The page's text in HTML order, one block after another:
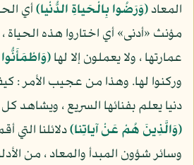
المعاد(وَرَضُوا بِالْحَياةِ الدُّنْيا)أي
مؤنث «أدنى» أي اختاروا هذه
عمارتها ، ولا يعملون إلا لها
وركنوا لها. وهذا من عجيب الأمر :
دنيا يعلم بفنائها السريع ، ويشاهد
(وَالَّذِينَ هُمْ عَنْ آياتِنا)دلائلنا التي
وسائر شؤون المبدأ والمعاد ، من